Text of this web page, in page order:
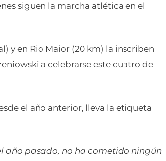
siguen la marcha atlética en el
y en Rio Maior (20 km) la inscriben
a celebrarse este cuatro de
el año anterior, lleva la etiqueta
año pasado, no ha cometido ningún